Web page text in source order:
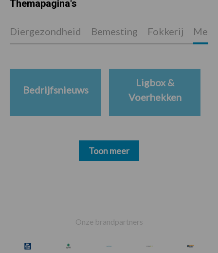
Themapagina's
Diergezondheid Bemesting Fokkerij
Bedrijfsnieuws
Ligbox &
Voerhekken
Toon meer
Onze brandpartners